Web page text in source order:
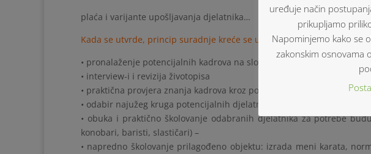
restorana, procjena
plaća i varijante upošljavanja djelatnika…
Kada se utvrde, princip suradnje kreće se u slijedećim područjima:
• pronalaženje potencijalnih kadrova na slobodnom tržištu
• interview-i i revizija životopisa
• praktična provjera znanja kadrova kroz posebno pripremljene
• odabir najužeg kruga potencijalnih djelatnika
• obuka i praktično školovanje odabranih djelatnika za potrebe
konobari, baristi, slastičari) –
• napredno školovanje prilagođeno objektu: izrada meni karata,
uređuje način
prikupljamo
Napominjemo kako se
zakonskim osnovama